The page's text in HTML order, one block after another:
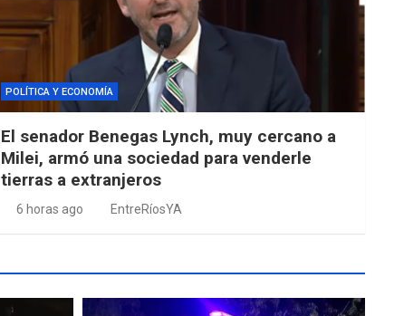
POLÍTICA Y ECONOMÍA
El senador Benegas Lynch, muy cercano a
Milei, armó una sociedad para venderle
tierras a extranjeros
6 horas ago EntreRíosYA